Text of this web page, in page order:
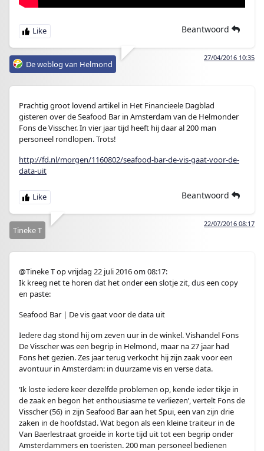
Beantwoord
27/04/2016 10:35
De weblog van Helmond
Prachtig groot lovend artikel in Het Financieele Dagblad
gisteren over de Seafood Bar in Amsterdam van de Helmonder
Fons de Visscher. In vier jaar tijd heeft hij daar al 200 man
personeel rondlopen. Trots!
http://fd.nl/morgen/1160802/seafood-bar-de-vis-gaat-voor-de-
data-uit
Beantwoord
22/07/2016 08:17
Tineke T
@Tineke T op vrijdag 22 juli 2016 om 08:17:
Ik kreeg net te horen dat het onder een slotje zit, dus een copy
en paste:
Seafood Bar | De vis gaat voor de data uit
Iedere dag stond hij om zeven uur in de winkel. Vishandel Fons
De Visscher was een begrip in Helmond, maar na 27 jaar had
Fons het gezien. Zes jaar terug verkocht hij zijn zaak voor een
avontuur in Amsterdam: in duurzame vis en verse data.
‘Ik loste iedere keer dezelfde problemen op, kende ieder tikje in
de zaak en begon het enthousiasme te verliezen’, vertelt Fons de
Visscher (56) in zijn Seafood Bar aan het Spui, een van zijn drie
zaken in de hoofdstad. Wat begon als een kleine traiteur in de
Van Baerlestraat groeide in korte tijd uit tot een begrip onder
Amsterdammers en toeristen. 200 man personeel bedienen